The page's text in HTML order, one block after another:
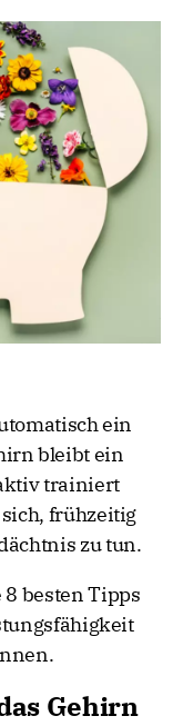
ein
bleibt ein
trainiert
frühzeitig
zu tun.
8 besten Tipps
Gehirn